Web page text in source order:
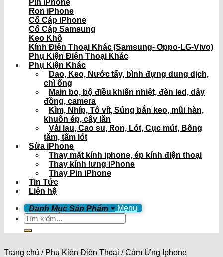
Pin iPhone
Ron iPhone
Cổ Cáp iPhone
Cổ Cáp Samsung
Keo Khô
Kính Điện Thoại Khác (Samsung- Oppo-LG-Vivo)
Phụ Kiện Điện Thoại Khác
Phụ Kiện Khác
Dao, Keo, Nước tẩy, bình đựng dung dịch,
chì ống
Main bo, bộ điều khiển nhiệt, đèn led, dây
đồng, camera
Kìm, Nhíp, Tô vít, Súng bắn keo, mũi hàn,
khuôn ép, cây lăn
Vải lau, Cao su, Ron, Lót, Cục mút, Bông
tăm, tấm lót
Sửa iPhone
Thay mặt kính iphone, ép kính điện thoại
Thay kính lưng iPhone
Thay Pin iPhone
Tin Tức
Liên hệ
Menu
Tìm
kiếm:
Trang chủ / Phụ Kiện Điện Thoại / Cảm Ứng Iphone